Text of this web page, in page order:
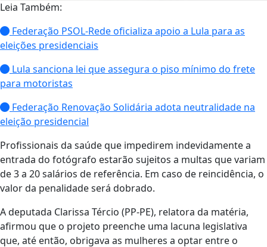
Leia Também:
Federação PSOL-Rede oficializa apoio a Lula para as
eleições presidenciais
Lula sanciona lei que assegura o piso mínimo do frete
para motoristas
Federação Renovação Solidária adota neutralidade na
eleição presidencial
Profissionais da saúde que impedirem indevidamente a
entrada do fotógrafo estarão sujeitos a multas que variam
de 3 a 20 salários de referência. Em caso de reincidência, o
valor da penalidade será dobrado.
A deputada Clarissa Tércio (PP-PE), relatora da matéria,
afirmou que o projeto preenche uma lacuna legislativa
que, até então, obrigava as mulheres a optar entre o